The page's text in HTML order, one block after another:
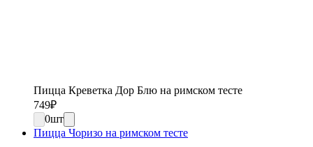
Пицца Креветка Дор Блю на римском тесте
749₽
0шт
Пицца Чоризо на римском тесте